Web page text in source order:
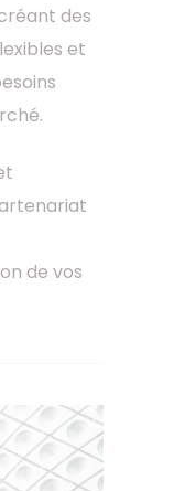
des
et
de vos